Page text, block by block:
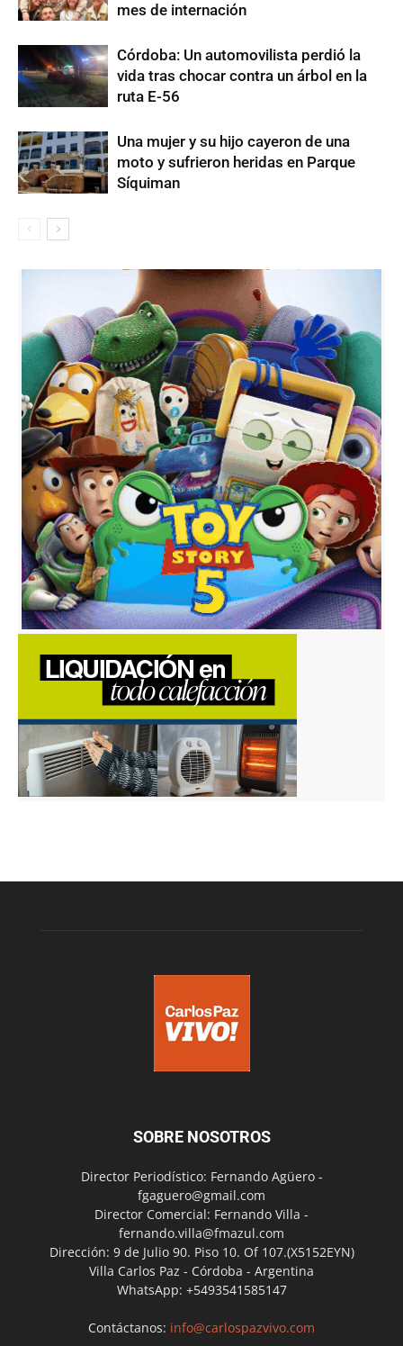
mes de internación
Córdoba: Un automovilista perdió la
vida tras chocar contra un árbol en la
ruta E-56
Una mujer y su hijo cayeron de una
moto y sufrieron heridas en Parque
Síquiman
SOBRE NOSOTROS
Director Periodístico: Fernando Agüero -
fgaguero@gmail.com
Director Comercial: Fernando Villa -
fernando.villa@fmazul.com
Dirección: 9 de Julio 90. Piso 10. Of 107.(X5152EYN)
Villa Carlos Paz - Córdoba - Argentina
WhatsApp: +5493541585147
Contáctanos: info@carlospazvivo.com